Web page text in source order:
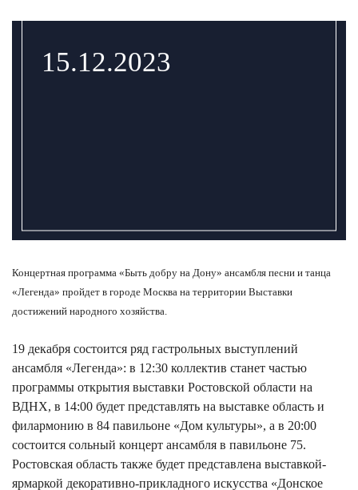
15.12.2023
Концертная программа «Быть добру на Дону» ансамбля песни и танца
«Легенда» пройдет в городе Москва на территории Выставки
достижений народного хозяйства.
19 декабря состоится ряд гастрольных выступлений
ансамбля «Легенда»: в 12:30 коллектив станет частью
программы открытия выставки Ростовской области на
ВДНХ, в 14:00 будет представлять на выставке область и
филармонию в 84 павильоне «Дом культуры», а в 20:00
состоится сольный концерт ансамбля в павильоне 75.
Ростовская область также будет представлена выставкой-
ярмаркой декоративно-прикладного искусства «Донское